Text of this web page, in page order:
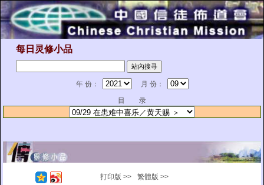
每日灵修小品
年 份：
月 份：
目 录
打印版 >> 繁體版 >>